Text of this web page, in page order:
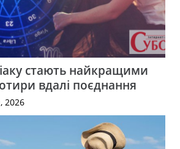
стають найкращими
вдалі поєднання
2026